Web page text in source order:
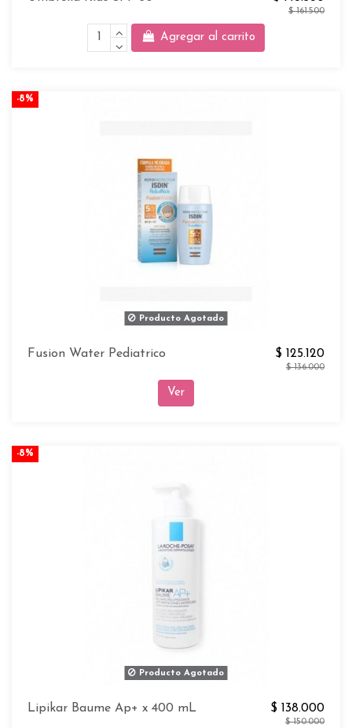
$ 161.500
Agregar al carrito
-8%
Producto Agotado
Fusion Water Pediatrico $ 125.120
$ 136.000
Ver
-8%
Producto Agotado
Lipikar Baume Ap+ x 400 mL $ 138.000
$ 150.000